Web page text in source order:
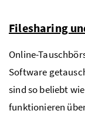
Filesharing
Online-
Software
sind so beliebt
funktionieren